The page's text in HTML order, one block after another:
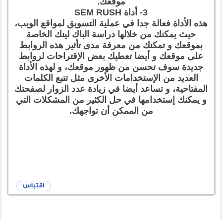
3- أداة SEM RUSH
هذه الأداة فعالة جدا في عملية التسويق لمواقع الويب،
حيث يمكنك من خلالها دراسة الباك لينك الخاصة
بموقعك و تمكنك من معرفة مدى تأثير هذه الروابط
على موقعك و أيضا تعطيك بعض الإقتراحات لروابط
جديدة سوف تحسن من ظهور موقعك، و لهذه الأداة
العديد من الإستخدامات الأخرى مثل تتبع الكلمات
المفتاحية، و تساعد أيضا في زيادة عدد الزوار لصفحتك
و يمكنك إستخدامها في حل الكثير من المشكلات التي
من الممكن أن تواجهك.